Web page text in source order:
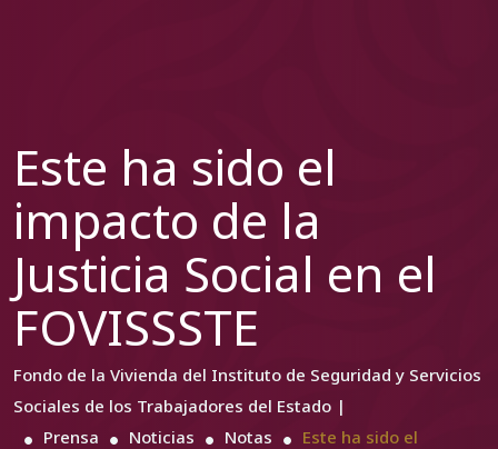
Este ha sido el
impacto de la
Justicia Social en el
FOVISSSTE
Fondo de la Vivienda del Instituto de Seguridad y Servicios
Sociales de los Trabajadores del Estado |
Prensa
Noticias Notas
Este ha sido el